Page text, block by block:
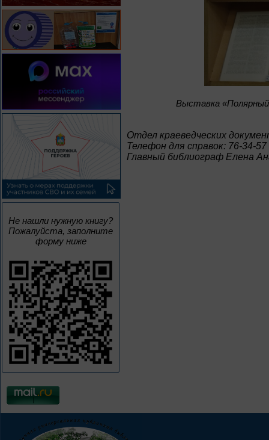
Не нашли нужную книгу?
Пожалуйста, заполните
форму ниже
Выставка «Полярный
Отдел краеведческих
Телефон для справок: 76-34-57
Главный библиограф Елена